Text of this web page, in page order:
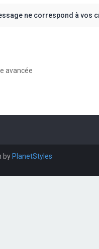
ne correspond à vos
avancée
by PlanetStyles